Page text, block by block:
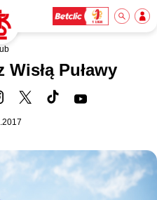
Wisłą Puławy